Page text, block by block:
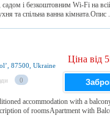
і безкоштовним Wi-Fi на всій
та спільна ванна кімната.Опис
87500, Ukraine
0
Ціна від
accommodation with a
of roomsApartment with